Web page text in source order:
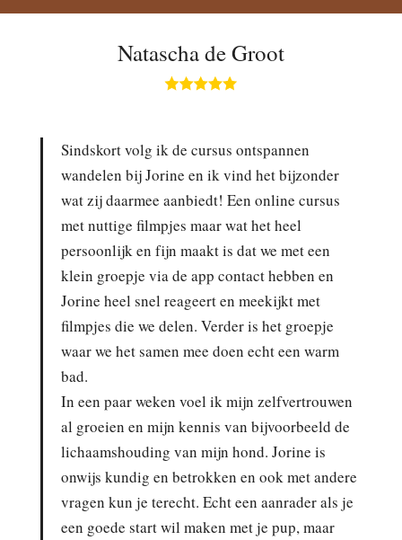
Natascha de Groot
Sindskort volg ik de cursus ontspannen
wandelen bij Jorine en ik vind het bijzonder
wat zij daarmee aanbiedt! Een online cursus
met nuttige filmpjes maar wat het heel
persoonlijk en fijn maakt is dat we met een
klein groepje via de app contact hebben en
Jorine heel snel reageert en meekijkt met
filmpjes die we delen. Verder is het groepje
waar we het samen mee doen echt een warm
bad.
In een paar weken voel ik mijn zelfvertrouwen
al groeien en mijn kennis van bijvoorbeeld de
lichaamshouding van mijn hond. Jorine is
onwijs kundig en betrokken en ook met andere
vragen kun je terecht. Echt een aanrader als je
een goede start wil maken met je pup, maar